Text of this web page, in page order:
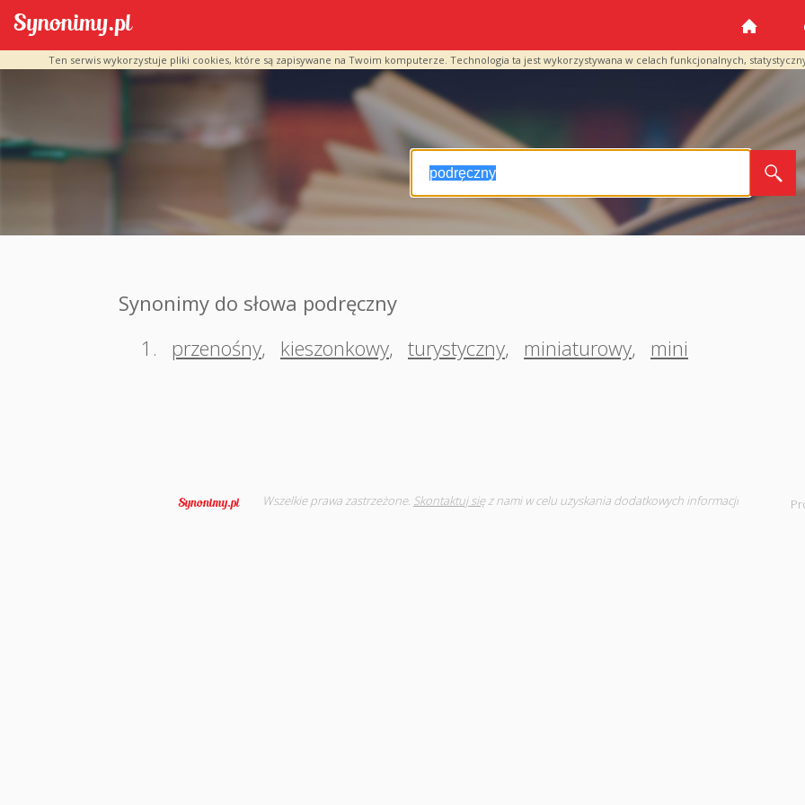
Ten serwis wykorzystuje pliki cookies, które są zapisywane na Twoim komputerze. Technologia ta jest wykorzystywana w celach funkcjonalnych,
Synonimy do słowa podręczny
1.
przenośny, kieszonkowy, turystyczny, miniaturowy, mini
Wszelkie prawa zastrzeżone. Skontaktuj sięz nami w celu uzyskania dodatkowych informacji